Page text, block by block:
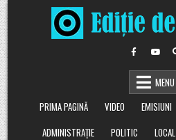
Skip
to
content
MENU
PRIMA PAGINĂ
VIDEO EMISIUNI
ADMINISTRAȚIE
POLITIC LOCAL